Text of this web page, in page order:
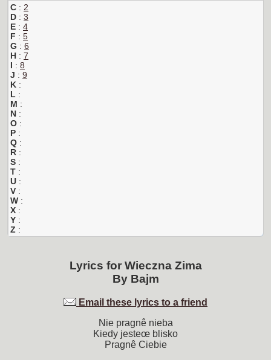
C : 2
D : 3
E : 4
F : 5
G : 6
H : 7
I : 8
J : 9
K :
L :
M :
N :
O :
P :
Q :
R :
S :
T :
U :
V :
W :
X :
Y :
Z :
Lyrics for Wieczna Zima
By Bajm
Email these lyrics to a friend
Nie pragnê nieba
Kiedy jesteœ blisko
Pragnê Ciebie